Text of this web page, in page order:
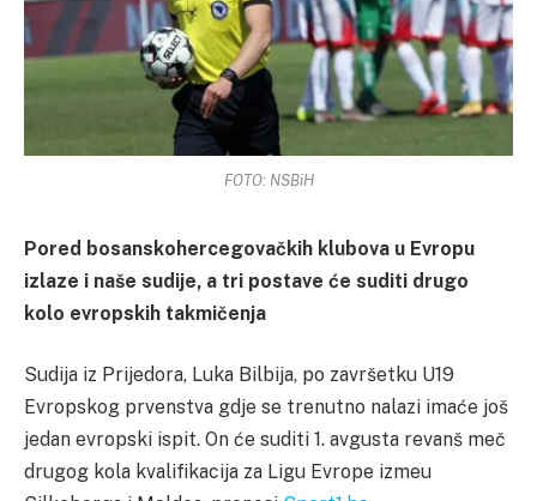
FOTO: NSBiH
Pored bosanskohercegovačkih klubova u Evropu
izlaze i naše sudije, a tri postave će suditi drugo
kolo evropskih takmičenja
Sudija iz Prijedora, Luka Bilbija, po završetku U19
Evropskog prvenstva gdje se trenutno nalazi imaće još
jedan evropski ispit. On će suditi 1. avgusta revanš meč
drugog kola kvalifikacija za Ligu Evrope izmeu